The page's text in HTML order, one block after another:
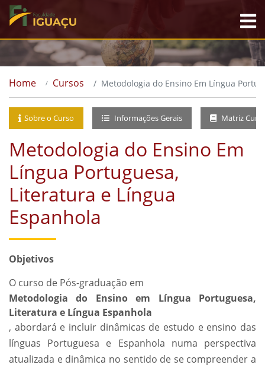
Home Cursos Metodologia do Ensino Em Língua
Sobre o Curso Informações Gerais Matriz
Metodologia do Ensino Em
Língua Portuguesa,
Literatura e Língua
Espanhola
Objetivos
O curso de Pós-graduação em
Metodologia do Ensino em Língua Portuguesa,
Literatura e Língua Espanhola
, abordará e incluir dinâmicas de estudo e ensino das
línguas Portuguesa e Espanhola numa perspectiva
atualizada e dinâmica no sentido de se compreender a